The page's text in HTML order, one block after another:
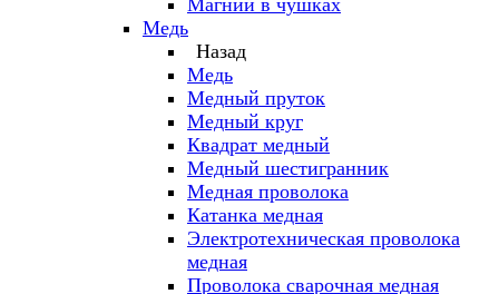
Магний в чушках
Медь
Назад
Медь
Медный пруток
Медный круг
Квадрат медный
Медный шестигранник
Медная проволока
Катанка медная
Электротехническая проволока
медная
Проволока сварочная медная